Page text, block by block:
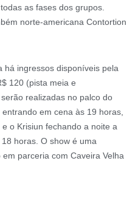
as fases dos grupos.
norte-americana Contortion
há ingressos disponíveis pela
120 (pista meia e
realizadas no palco do
em cena às 19 horas,
o Krisiun fechando a noite a
horas. O show é uma
parceria com Caveira Velha